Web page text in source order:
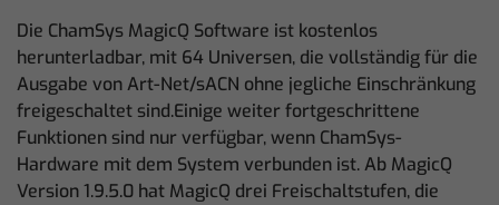
Die ChamSys MagicQ Software ist kostenlos
herunterladbar, mit 64 Universen, die vollständig für die
Ausgabe von Art-Net/sACN ohne jegliche Einschränkung
freigeschaltet sind.Einige weiter fortgeschrittene
Funktionen sind nur verfügbar, wenn ChamSys-
Hardware mit dem System verbunden ist. Ab MagicQ
Version 1.9.5.0 hat MagicQ drei Freischaltstufen, die